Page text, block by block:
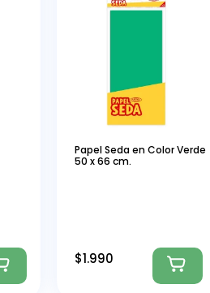
Papel Seda en Color Verde
50 x 66 cm.
$1.990